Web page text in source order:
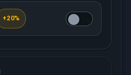
retransmitirá en
+20%